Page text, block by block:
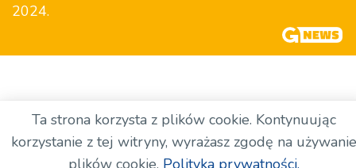
2024.
Ta strona korzysta z plików cookie. Kontynuując
korzystanie z tej witryny, wyrażasz zgodę na używanie
plików cookie. Polityka prywatności.